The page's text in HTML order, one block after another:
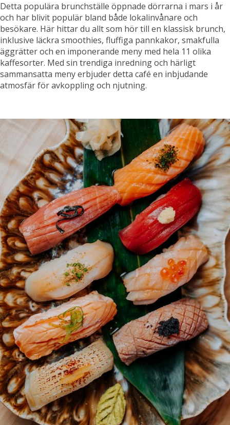
Detta populära brunchställe öppnade dörrarna i mars i år
och har blivit populär bland både lokalinvånare och
besökare. Här hittar du allt som hör till en klassisk brunch,
inklusive läckra smoothies, fluffiga pannkakor, smakfulla
äggrätter och en imponerande meny med hela 11 olika
kaffesorter. Med sin trendiga inredning och härligt
sammansatta meny erbjuder detta café en inbjudande
atmosfär för avkoppling och njutning.